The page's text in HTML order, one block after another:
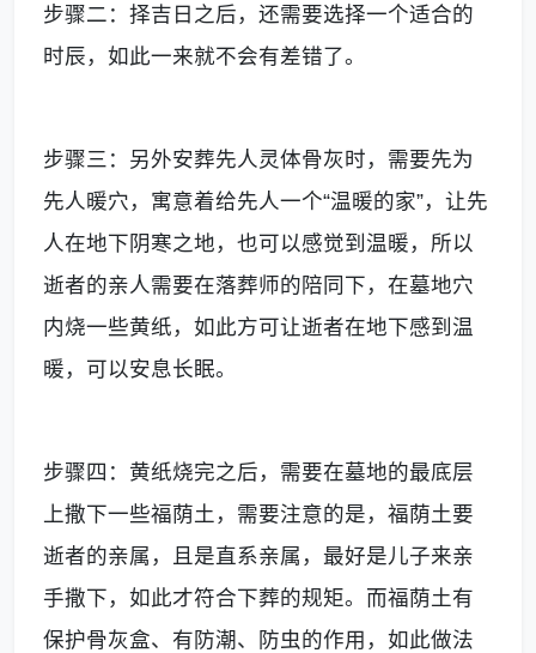
步骤二：择吉日之后，还需要选择一个适合的
时辰，如此一来就不会有差错了。
步骤三：另外安葬先人灵体骨灰时，需要先为
先人暖穴，寓意着给先人一个“温暖的家”，让先
人在地下阴寒之地，也可以感觉到温暖，所以
逝者的亲人需要在落葬师的陪同下，在墓地穴
内烧一些黄纸，如此方可让逝者在地下感到温
暖，可以安息长眠。
步骤四：黄纸烧完之后，需要在墓地的最底层
上撒下一些福荫土，需要注意的是，福荫土要
逝者的亲属，且是直系亲属，最好是儿子来亲
手撒下，如此才符合下葬的规矩。而福荫土有
保护骨灰盒、有防潮、防虫的作用，如此做法